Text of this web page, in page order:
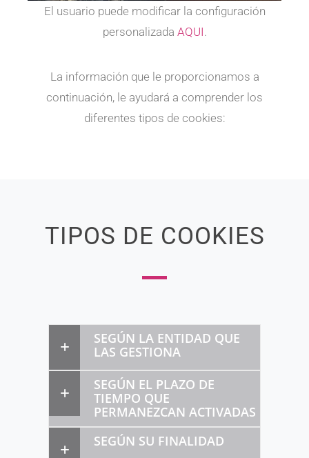
El usuario puede modificar la configuración
personalizada AQUI.
La información que le proporcionamos a
continuación, le ayudará a comprender los
diferentes tipos de cookies:
TIPOS DE COOKIES
SEGÚN LA ENTIDAD QUE
LAS GESTIONA
SEGÚN EL PLAZO DE
TIEMPO QUE
PERMANEZCAN ACTIVADAS
SEGÚN SU FINALIDAD